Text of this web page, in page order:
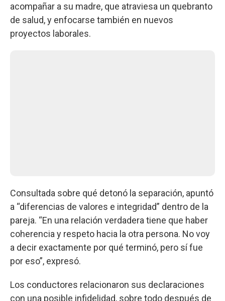
acompañar a su madre, que atraviesa un quebranto
de salud, y enfocarse también en nuevos
proyectos laborales.
Consultada sobre qué detonó la separación, apuntó
a “diferencias de valores e integridad” dentro de la
pareja. “En una relación verdadera tiene que haber
coherencia y respeto hacia la otra persona. No voy
a decir exactamente por qué terminó, pero sí fue
por eso”, expresó.
Los conductores relacionaron sus declaraciones
con una posible infidelidad, sobre todo después de